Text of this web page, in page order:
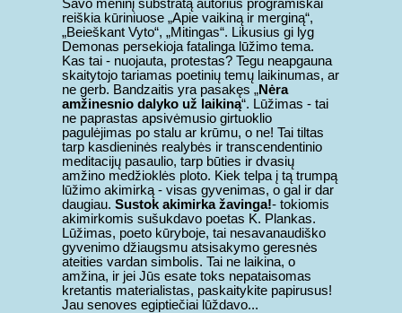
Savo meninį substratą autorius programiškai
reiškia kūriniuose „Apie vaikiną ir merginą“,
„Beieškant Vyto“, „Mitingas“. Likusius gi lyg
Demonas persekioja fatalinga lūžimo tema.
Kas tai - nuojauta, protestas? Tegu neapgauna
skaitytojo tariamas poetinių temų laikinumas, ar
ne gerb. Bandzaitis yra pasakęs „Nėra
amžinesnio dalyko už laikiną“. Lūžimas - tai
ne paprastas apsivėmusio girtuoklio
pagulėjimas po stalu ar krūmu, o ne! Tai tiltas
tarp kasdieninės realybės ir transcendentinio
meditacijų pasaulio, tarp būties ir dvasių
amžino medžioklės ploto. Kiek telpa į tą trumpą
lūžimo akimirką - visas gyvenimas, o gal ir dar
daugiau. Sustok akimirka žavinga!- tokiomis
akimirkomis sušukdavo poetas K. Plankas.
Lūžimas, poeto kūryboje, tai nesavanaudiško
gyvenimo džiaugsmu atsisakymo geresnės
ateities vardan simbolis. Tai ne laikina, o
amžina, ir jei Jūs esate toks nepataisomas
kretantis materialistas, paskaitykite papirusus!
Jau senoves egiptiečiai lūždavo...